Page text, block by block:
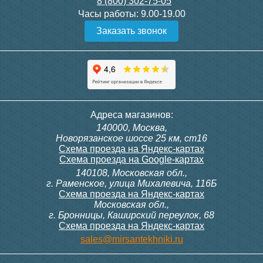
Конвектор ITT.080.200.1300
с решеткой GRILL.SGW-20-
Конвектор ITT.080.200.1000
с решеткой GRILL.SGW-20-
Конвектор ITT.080.200.1000
с решеткой GRILL.SGW-20-
Конвектор ITT.080.200.900 с
решеткой GRILL.SGA-20-
Подробнее Подробнее
300, 230В (врезной - квадр.
9 700
конвектора прямой itermic
ITFS
5 150
Часы работы: 9.00-19.00
Заказать звонок
Адреса магазинов:
140000, Москва,
Новорязанское шоссе 25 км, ст16
Схема проезда на Яндекс-картах
Схема проезда на Google-картах
140108, Московская обл.,
г. Раменское, улица Михалевича, 116Б
Схема проезда на Яндекс-картах
Московская обл.,
г. Бронницы, Каширский переулок, 68
Схема проезда на Яндекс-картах
sales@mirsantekhniki.ru